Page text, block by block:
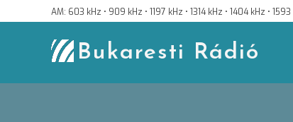
to
AM: 603 kHz • 909 kHz • 1197 kHz • 1314 kHz • 1404 kHz •
Bukaresti Rádió